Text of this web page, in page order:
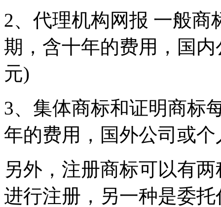
2、代理机构网报 一般商
期，含十年的费用，国
元)
3、集体商标和证明商标
年的费用，国外公司或
另外，注册商标可以有
进行注册，另一种是委